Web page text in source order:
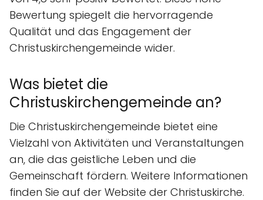
Bewertung spiegelt die hervorragende
Qualität und das Engagement der
Christuskirchengemeinde wider.
Was bietet die
Christuskirchengemeinde an?
Die Christuskirchengemeinde bietet eine
Vielzahl von Aktivitäten und Veranstaltungen
an, die das geistliche Leben und die
Gemeinschaft fördern. Weitere Informationen
finden Sie auf der Website der Christuskirche.